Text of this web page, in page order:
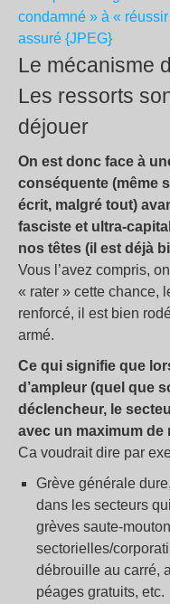
Le mécanisme
Les ressorts
déjouer
On est donc face à
conséquente (même
écrit, malgré tout)
fasciste et ultra-
nos têtes (il est déjà
Vous l’avez compris,
« rater » cette chance,
renforcé, il est bien
armé.
Ce qui signifie que
d’ampleur (quel que
déclencheur, le
avec un maximum de
Ca voudrait dire par
Grève générale
dans les secteurs
grèves saute-
sectorielles/
débrouille au carré,
péages gratuits, etc.